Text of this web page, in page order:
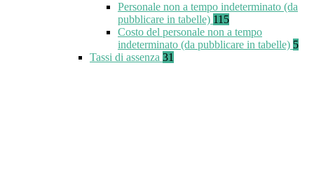
Personale non a tempo indeterminato (da
pubblicare in tabelle) 115
Costo del personale non a tempo
indeterminato (da pubblicare in tabelle) 5
Tassi di assenza 31